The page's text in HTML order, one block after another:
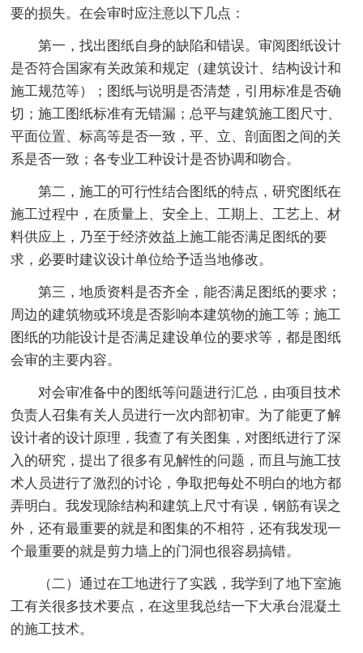
要的损失。在会审时应注意以下几点：
第一，找出图纸自身的缺陷和错误。审阅图纸设计
是否符合国家有关政策和规定（建筑设计、结构设计和
施工规范等）；图纸与说明是否清楚，引用标准是否确
切；施工图纸标准有无错漏；总平与建筑施工图尺寸、
平面位置、标高等是否一致，平、立、剖面图之间的关
系是否一致；各专业工种设计是否协调和吻合。
第二，施工的可行性结合图纸的特点，研究图纸在
施工过程中，在质量上、安全上、工期上、工艺上、材
料供应上，乃至于经济效益上施工能否满足图纸的要
求，必要时建议设计单位给予适当地修改。
第三，地质资料是否齐全，能否满足图纸的要求；
周边的建筑物或环境是否影响本建筑物的施工等；施工
图纸的功能设计是否满足建设单位的要求等，都是图纸
会审的主要内容。
对会审准备中的图纸等问题进行汇总，由项目技术
负责人召集有关人员进行一次内部初审。为了能更了解
设计者的设计原理，我查了有关图集，对图纸进行了深
入的研究，提出了很多有见解性的问题，而且与施工技
术人员进行了激烈的讨论，争取把每处不明白的地方都
弄明白。我发现除结构和建筑上尺寸有误，钢筋有误之
外，还有最重要的就是和图集的不相符，还有我发现一
个最重要的就是剪力墙上的门洞也很容易搞错。
（二）通过在工地进行了实践，我学到了地下室施
工有关很多技术要点，在这里我总结一下大承台混凝土
的施工技术。